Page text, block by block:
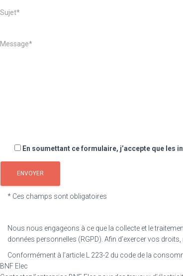
En soumettant ce formulaire, j’accepte que
* Ces champs sont obligatoires
Nous nous engageons à ce que la collecte et le
données personnelles (RGPD). Afin d’exercer vos
Conformément à l’article L 223-2 du code de la
BNF Elec